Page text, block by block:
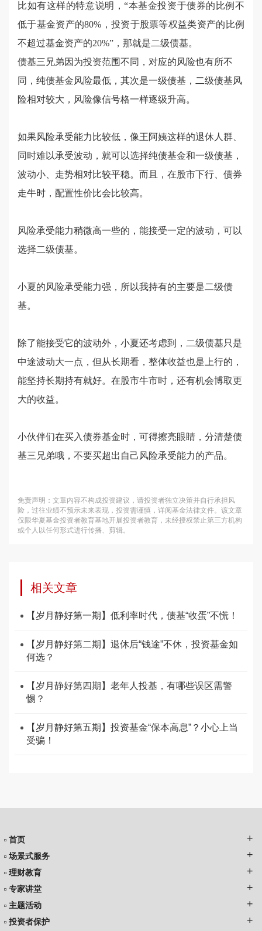
比如有这样的特意说明，“本基金投资于债券的比例不
低于基金资产的80%，投资于股票等权益类资产的比例
不超过基金资产的20%”，那就是二级债基。
债基三兄弟因为投资范围不同，对应的风险也有所不
同，纯债基金风险最低，其次是一级债基，二级债基风
险相对较大，风险像信号格一样逐级升高。
如果风险承受能力比较低，像王阿姨这样的退休人群、
同时难以承受波动，就可以选择纯债基金和一级债基，
波动小、走势相对比较平稳。而且，在股市下行、债券
走牛时，配置性价比会比较高。
风险承受能力稍微高一些的，能接受一定的波动，可以
选择二级债基。
小夏的风险承受能力强，所以我持有的主要是二级债
基。
除了能接受它的波动外，小夏还考虑到，二级债基只是
中途波动大一点，但从长期看，整体收益也是上行的，
能坚持长期持有就好。在股市牛市时，还有机会博取更
大的收益。
小伙伴们在买入债券基金时，可得擦亮眼睛，分清楚债
基三兄弟哦，不要买超出自己风险承受能力的产品。
免责声明：文章内容不构成投资建议，请投资者独立决策并自行承担风
险，过往业绩不预示未来表现，投资需谨慎，详阅基金法律文件。该文章
仅限华夏基金投资者教育基地开展投资者教育，未经授权禁止第三方机构
或个人以任何形式进行传播、剪辑。
相关文章
【岁月静好第一期】低利率时代，债基“收蛋”不慌！
【岁月静好第二期】退休后“钱途”不休，投资基金如
何选？
【岁月静好第四期】老年人投基，有哪些误区需警
惕？
【岁月静好第五期】投资基金“保本高息”？小心上当
受骗！
首页
场景式服务
理财教育
专家讲堂
主题活动
投资者保护